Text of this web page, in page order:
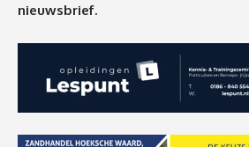
nieuwsbrief.